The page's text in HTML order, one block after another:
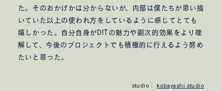
た。そのおかげかは分からないが、内部は僕たちが思い描
いていた以上の使われ方をしているように感じてとても
嬉しかった。自分自身がDITの魅力や副次的効果をより理
解して、今後のプロジェクトでも積極的に行えるよう努め
たいと思った。
studio：
kobayashi studio